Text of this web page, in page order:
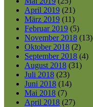
April 2019 (21)
März 2019 (11)
Februar 2019 (5)
November 2018 (13)
Oktober 2018 (2)
September 2018 (4)
August 2018 (31)
Juli 2018 (23)
Juni 2018 (14)
Mai 2018 (7)
April 2018 (27)